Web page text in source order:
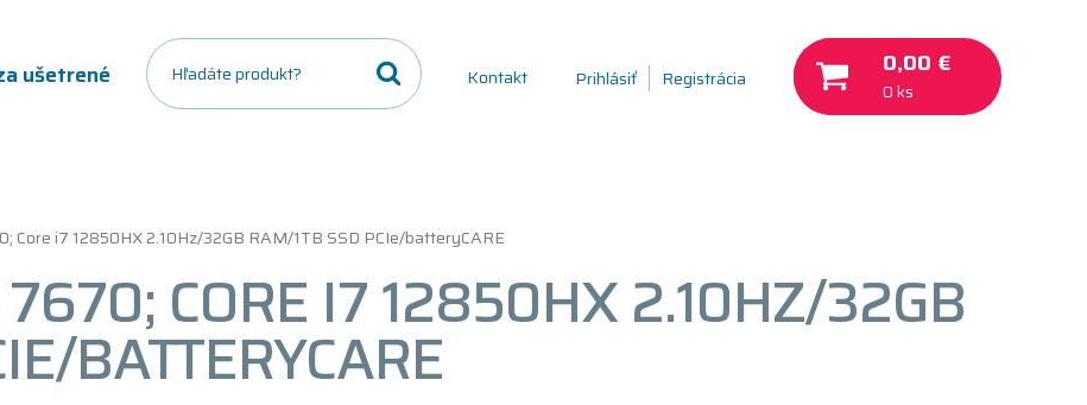
ušetrené Prihlásiť Registrácia 0,00 €
0 ks
Kontakt
Core i7 12850HX 2.10Hz/32GB RAM/1TB SSD PCIe/batteryCARE
7670; CORE I7 12850HX 2.10HZ/32GB
BATTERYCARE